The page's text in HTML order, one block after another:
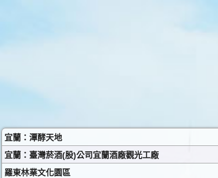
宜蘭：潭酵天地
宜蘭：臺灣菸酒(股)公司宜蘭酒廠觀光工廠
羅東林業文化園區